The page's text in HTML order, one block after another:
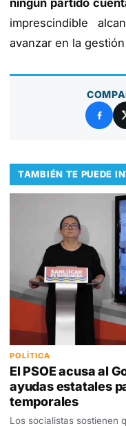
imprescindible
avanzar en la
TAMBIÉN TE PUEDE
POLÍTICA
El PSOE acusa al
ayudas estatales
temporales
Los socialistas sostienen